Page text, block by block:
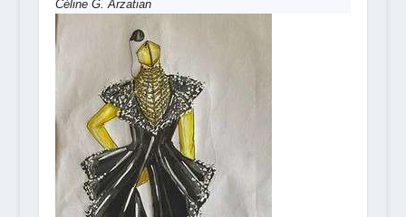
Céline G. Arzatian